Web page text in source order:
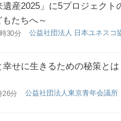
遺産2025」に5プロジェク
たちへ～
30分 公益社団法人 日本ユネスコ
幸せに生きるための秘策と
26分 公益社団法人東京青年会議所